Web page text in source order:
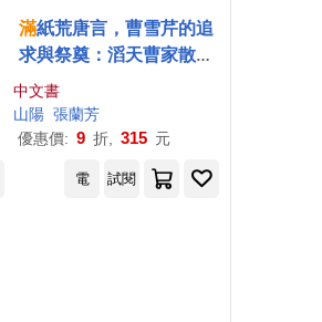
滿紙荒唐言，曹雪芹的追
求與祭奠：滔天曹家散盡
飛鳥各投
就紅樓辛酸淚
中文書
山陽 張蘭芳
優惠價: 9 折, 315 元
電 試閱